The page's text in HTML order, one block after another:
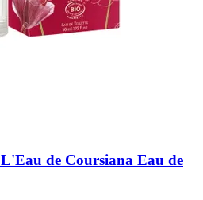
L'Eau de Coursiana Eau de